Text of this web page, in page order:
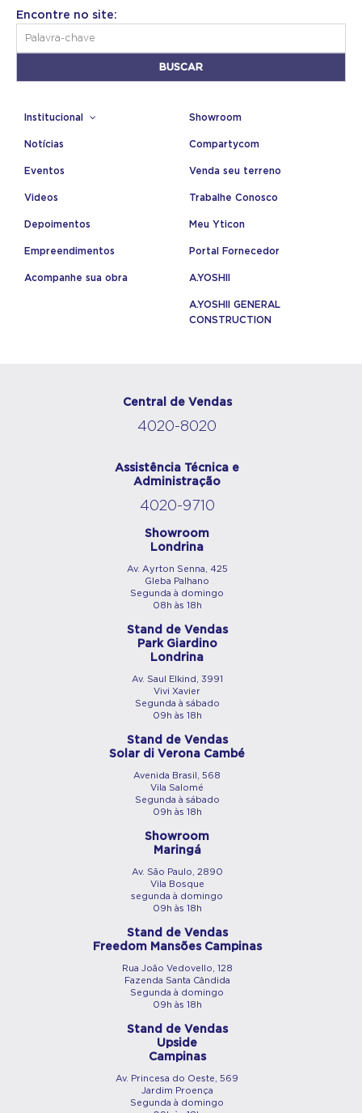
Encontre no site:
Institucional
Notícias
Eventos
Videos
Depoimentos
Empreendimentos
Acompanhe sua obra
Showroom
Compartycom
Venda seu terreno
Trabalhe Conosco
Meu Yticon
Portal Fornecedor
A.YOSHII
A.YOSHII GENERAL
CONSTRUCTION
Central de Vendas
4020-8020
Assistência Técnica e
Administração
4020-9710
Showroom
Londrina
Av. Ayrton Senna, 425
Gleba Palhano
Segunda à domingo
08h às 18h
Stand de Vendas
Park Giardino
Londrina
Av. Saul Elkind, 3991
Vivi Xavier
Segunda à sábado
09h às 18h
Stand de Vendas
Solar di Verona Cambé
Avenida Brasil, 568
Vila Salomé
Segunda à sábado
09h às 18h
Showroom
Maringá
Av. São Paulo, 2890
Vila Bosque
segunda à domingo
09h às 18h
Stand de Vendas
Freedom Mansões Campinas
Rua João Vedovello, 128
Fazenda Santa Cândida
Segunda à domingo
09h às 18h
Stand de Vendas
Upside
Campinas
Av. Princesa do Oeste, 569
Jardim Proença
Segunda à domingo